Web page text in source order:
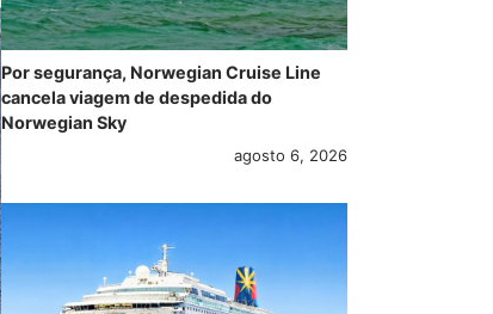
Por segurança, Norwegian Cruise Line
cancela viagem de despedida do
Norwegian Sky
agosto 6, 2026